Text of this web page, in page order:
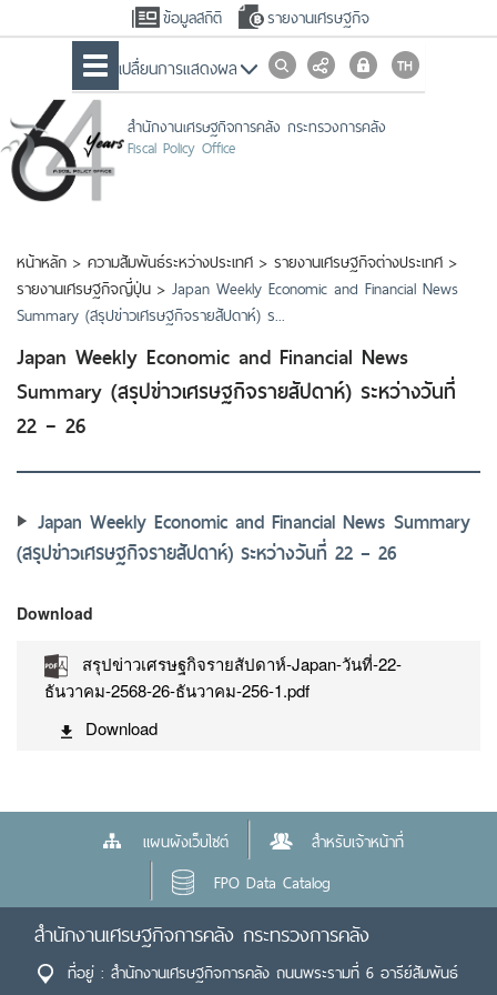
ข้อมูลสถิติ รายงานเศรษฐกิจ
เปลื่ยนการแสดงผล
สำนักงานเศรษฐกิจการคลัง กระทรวงการคลัง
Fiscal Policy Office
หน้าหลัก > ความสัมพันธ์ระหว่างประเทศ > รายงานเศรษฐกิจต่างประเทศ >
รายงานเศรษฐกิจญี่ปุ่น > Japan Weekly Economic and Financial News
Summary (สรุปข่าวเศรษฐกิจรายสัปดาห์) ร...
Japan Weekly Economic and Financial News
Summary (สรุปข่าวเศรษฐกิจรายสัปดาห์) ระหว่างวันที่
22 – 26
Japan Weekly Economic and Financial News Summary
(สรุปข่าวเศรษฐกิจรายสัปดาห์) ระหว่างวันที่ 22 – 26
Download
สรุปข่าวเศรษฐกิจรายสัปดาห์-Japan-วันที่-22-
ธันวาคม-2568-26-ธันวาคม-256-1.pdf
Download
แผนผังเว็บไซต์
สำหรับเจ้าหน้าที่
FPO Data Catalog
สำนักงานเศรษฐกิจการคลัง กระทรวงการคลัง
ที่อยู่ : สำนักงานเศรษฐกิจการคลัง ถนนพระรามที่ 6 อารีย์สัมพันธ์